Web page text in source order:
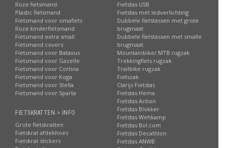
Roze fietsmand
Plastic fietsmand
Fietsmand voor omafiets
Roze kinderfietsmand
Fietsmand extra small
Fietsmand covers
Fietsmand voor Batavus
Fietsmand voor Gazelle
Fietsmand voor Cortina
Fietsmand voor Koga
Fietsmand voor Stella
Fietsmand voor Sparta
FIETSKRATTEN > INFO
Grote fietskratten
Fietskrat afdekhoes
Fietskrat stickers
Fietstas USB
Fietstas met ledverlichting
Dubbele fietstassen met grote
brugmaat
Dubbele fietstassen met smalle
brugmaat
Mountainbike/ MTB rugzak
Trekkingfiets rugzak
Trailbike rugzak
Fietszak
Clarijs Fietstas
Fietstas Hema
Fietstas Action
Fietstas Blokker
Fietstas Wehkamp
Fietstas Bol.com
Fietstas Decathlon
Fietstas ANWB